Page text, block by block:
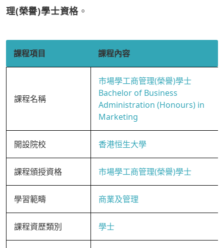
理(榮譽)學士資格 。
課程項目 課程內容
課程名稱
市場學工商管理(榮譽)學士
Bachelor of Business
Administration (Honours) in
Marketing
開設院校 香港恒生大學
課程頒授資格 市場學工商管理(榮譽)學士
學習範疇 商業及管理
課程資歷類別 學士